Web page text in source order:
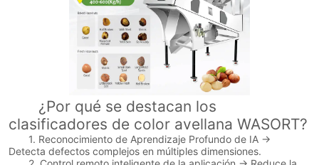
¿Por qué se destacan los
clasificadores de color avellana WASORT?
1. Reconocimiento de Aprendizaje Profundo de IA →
Detecta defectos complejos en múltiples dimensiones.